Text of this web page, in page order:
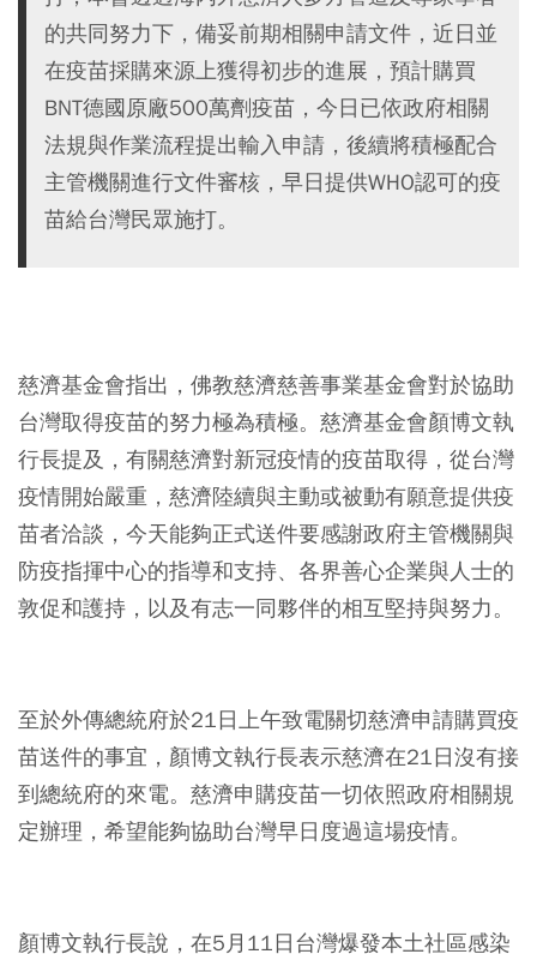
的共同努力下，備妥前期相關申請文件，近日並
在疫苗採購來源上獲得初步的進展，預計購買
BNT德國原廠500萬劑疫苗，今日已依政府相關
法規與作業流程提出輸入申請，後續將積極配合
主管機關進行文件審核，早日提供WHO認可的疫
苗給台灣民眾施打。
慈濟基金會指出，佛教慈濟慈善事業基金會對於協助
台灣取得疫苗的努力極為積極。慈濟基金會顏博文執
行長提及，有關慈濟對新冠疫情的疫苗取得，從台灣
疫情開始嚴重，慈濟陸續與主動或被動有願意提供疫
苗者洽談，今天能夠正式送件要感謝政府主管機關與
防疫指揮中心的指導和支持、各界善心企業與人士的
敦促和護持，以及有志一同夥伴的相互堅持與努力。
至於外傳總統府於21日上午致電關切慈濟申請購買疫
苗送件的事宜，顏博文執行長表示慈濟在21日沒有接
到總統府的來電。慈濟申購疫苗一切依照政府相關規
定辦理，希望能夠協助台灣早日度過這場疫情。
顏博文執行長說，在5月11日台灣爆發本土社區感染